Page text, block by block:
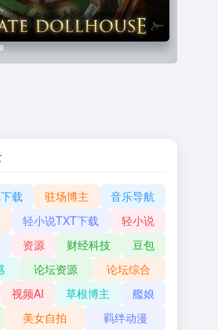
载 驻场博主
音乐导航
轻小说TXT下载
轻小说
资源 财经科技
豆包
论坛资源
论坛综合
视频AI 草根博主
艦娘
美女自拍 羁绊动漫